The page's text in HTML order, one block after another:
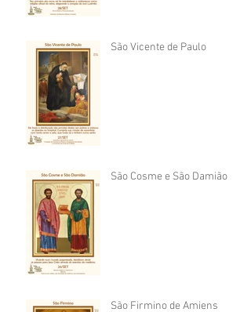
São Vicente de Paulo
São Cosme e São Damião
São Firmino de Amiens